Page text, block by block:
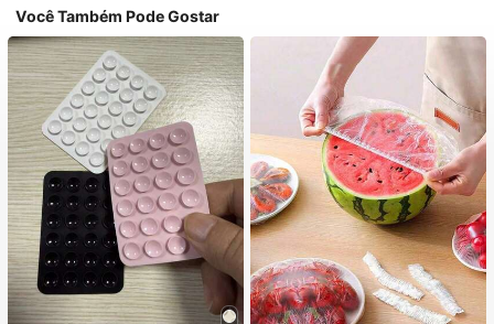
Você Também Pode Gostar